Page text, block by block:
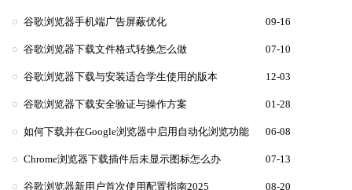
谷歌浏览器手机端广告屏蔽优化 09-16
谷歌浏览器下载文件格式转换怎么做 07-10
谷歌浏览器下载与安装适合学生使用的版本 12-03
谷歌浏览器下载安全验证与操作方案 01-28
如何下载并在Google浏览器中启用自动化浏览功能 06-08
Chrome浏览器下载插件后未显示图标怎么办 07-13
谷歌浏览器新用户首次使用配置指南2025 08-20